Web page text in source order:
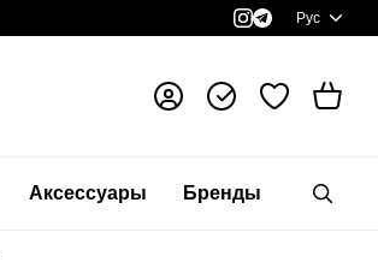
Рус
Аксессуары Бренды